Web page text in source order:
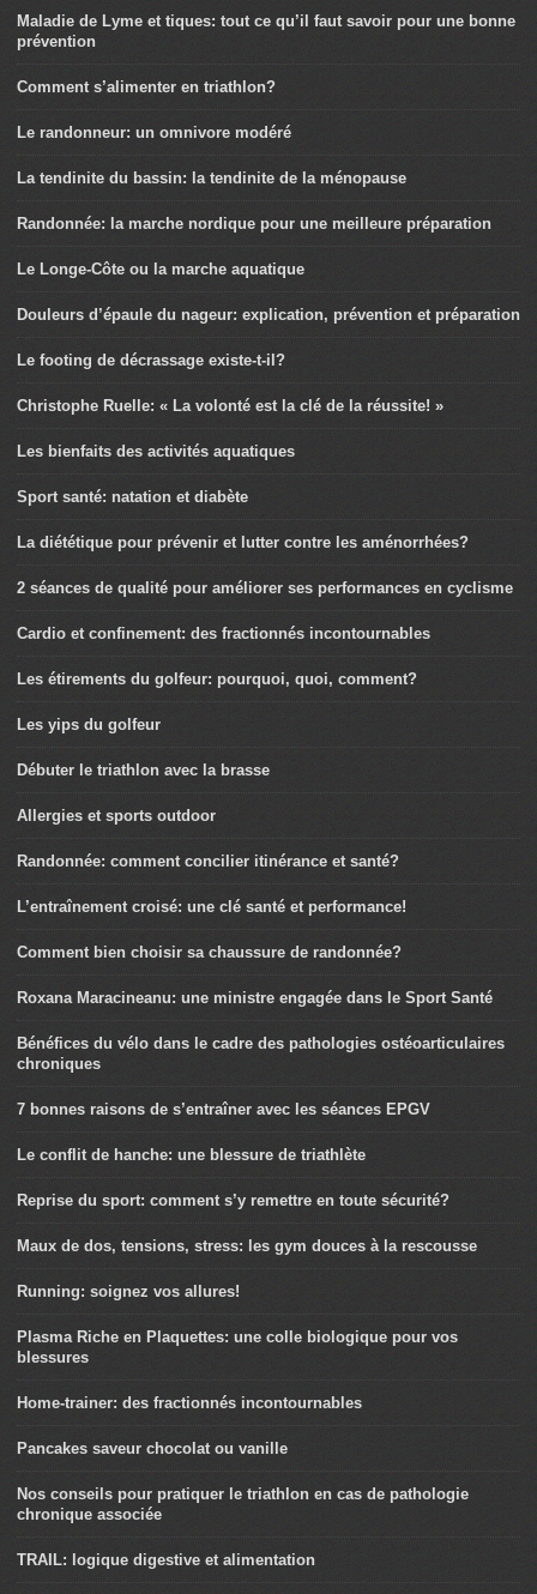
Maladie de Lyme et tiques: tout ce qu’il faut savoir pour une bonne
prévention
Comment s’alimenter en triathlon?
Le randonneur: un omnivore modéré
La tendinite du bassin: la tendinite de la ménopause
Randonnée: la marche nordique pour une meilleure préparation
Le Longe-Côte ou la marche aquatique
Douleurs d’épaule du nageur: explication, prévention et préparation
Le footing de décrassage existe-t-il?
Christophe Ruelle: « La volonté est la clé de la réussite! »
Les bienfaits des activités aquatiques
Sport santé: natation et diabète
La diététique pour prévenir et lutter contre les aménorrhées?
2 séances de qualité pour améliorer ses performances en cyclisme
Cardio et confinement: des fractionnés incontournables
Les étirements du golfeur: pourquoi, quoi, comment?
Les yips du golfeur
Débuter le triathlon avec la brasse
Allergies et sports outdoor
Randonnée: comment concilier itinérance et santé?
L’entraînement croisé: une clé santé et performance!
Comment bien choisir sa chaussure de randonnée?
Roxana Maracineanu: une ministre engagée dans le Sport Santé
Bénéfices du vélo dans le cadre des pathologies ostéoarticulaires
chroniques
7 bonnes raisons de s’entraîner avec les séances EPGV
Le conflit de hanche: une blessure de triathlète
Reprise du sport: comment s’y remettre en toute sécurité?
Maux de dos, tensions, stress: les gym douces à la rescousse
Running: soignez vos allures!
Plasma Riche en Plaquettes: une colle biologique pour vos
blessures
Home-trainer: des fractionnés incontournables
Pancakes saveur chocolat ou vanille
Nos conseils pour pratiquer le triathlon en cas de pathologie
chronique associée
TRAIL: logique digestive et alimentation